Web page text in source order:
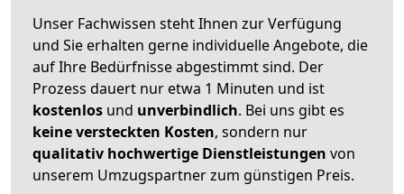
Unser Fachwissen steht Ihnen zur Verfügung
und Sie erhalten gerne individuelle Angebote, die
auf Ihre Bedürfnisse abgestimmt sind. Der
Prozess dauert nur etwa 1 Minuten und ist
kostenlos und unverbindlich. Bei uns gibt es
keine versteckten Kosten, sondern nur
qualitativ hochwertige Dienstleistungen von
unserem Umzugspartner zum günstigen Preis.